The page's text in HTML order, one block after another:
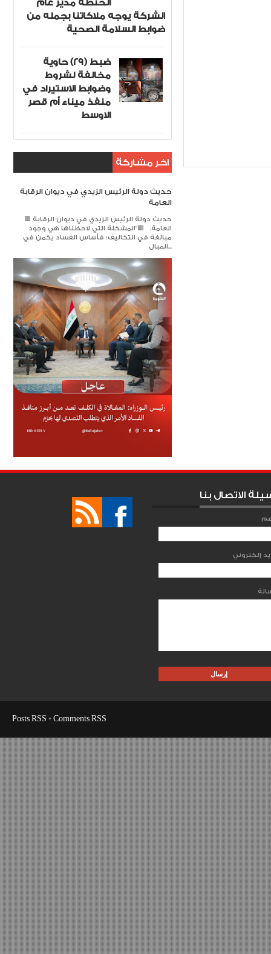
الشركة يوجه ملاكاتنا بجمله من
ضوابط السلامة الصحية
ضبط (29) حاوية
مخالفة لشروط
وضوابط الاستيراد في
منفذ ميناء أم قصر
الاوسط
اخر مشاركة
حديث دولة الرئيس الزيدي في ديوان الرقابة
العامة
🟥 حديث دولة الرئيس الزيدي في ديوان الرقابة
العامة. 🟥​"المشكلة التي لاحظناها هي وجود
مبالغة في التكاليف؛ فأساس الفساد يكمن في
المبال...
الاتصال بنا
Posts RSS • Comments RSS